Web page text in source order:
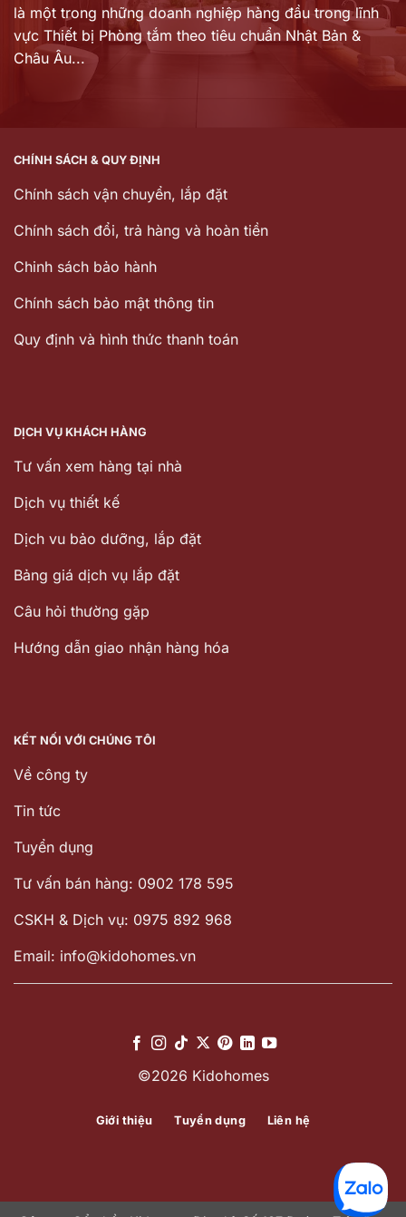
là một trong những doanh nghiệp hàng đầu trong lĩnh
vực Thiết bị Phòng tắm theo tiêu chuẩn Nhật Bản &
Châu Âu...
CHÍNH SÁCH & QUY ĐỊNH
Chính sách vận chuyển, lắp đặt
Chính sách đổi, trả hàng và hoàn tiền
Chinh sách bảo hành
Chính sách bảo mật thông tin
Quy định và hình thức thanh toán
DỊCH VỤ KHÁCH HÀNG
Tư vấn xem hàng tại nhà
Dịch vụ thiết kế
Dịch vu bảo dưỡng, lắp đặt
Bảng giá dịch vụ lắp đặt
Câu hỏi thường gặp
Hướng dẫn giao nhận hàng hóa
KẾT NỐI VỚI CHÚNG TÔI
Về công ty
Tin tức
Tuyển dụng
Tư vấn bán hàng: 0902 178 595
CSKH & Dịch vụ: 0975 892 968
Email: info@kidohomes.vn
©2026 Kidohomes
Giới thiệu Tuyển dụng Liên hệ